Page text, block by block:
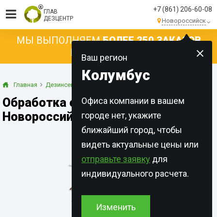
ГЛАВ
ДЕЗЦЕНТР
+7 (861) 206-60-08
Новороссийск
Ваш регион
Колумбус
Офиса компании в вашем
городе нет, укажите
ближайший город, чтобы
видеть актуальные цены или
отправьте заявку для
индивидуального расчета.
Изменить
МЫ ВЫПОЛНЯЕМБОЛЕЕ 250 ЗАКАЗОВ
КАЖДЫЙ ДЕНЬ!
Главная Дезинсекция
Обработка от жуков в
Новороссийске